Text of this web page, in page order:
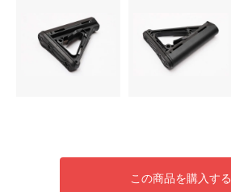
この商品を購入する